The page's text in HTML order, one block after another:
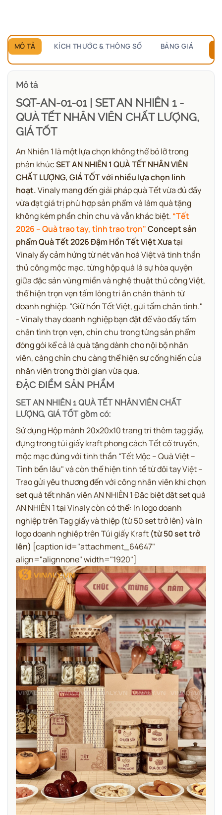
MÔ TẢ KÍCH THƯỚC & THÔNG SỐ BẢNG GIÁ
Mô tả
SQT-AN-01-01 | SET AN NHIÊN 1 -
QUÀ TẾT NHÂN VIÊN CHẤT LƯỢNG,
GIÁ TỐT
An Nhiên 1 là một lựa chọn không thể bỏ lỡ trong
phân khúcSET AN NHIÊN 1 QUÀ TẾT NHÂN VIÊN
CHẤT LƯỢNG, GIÁ TỐT với nhiều lựa chọn linh
hoạt.Vinaly mang đến giải pháp quà Tết vừa đủ đầy
vừa đạt giá trị phù hợp sản phẩm và làm quà tặng
không kém phần chỉn chu và vẫn khác biệt. “Tết
2026 – Quà trao tay, tình trao trọn"Concept sản
phẩm Quà Tết 2026 Đậm Hồn Tết Việt Xưatại
Vinaly ấy cảm hứng từ nét văn hoá Việt và tinh thần
thủ công mộc mạc, từng hộp quà là sự hòa quyện
giữa đặc sản vùng miền và nghệ thuật thủ công Việt,
thể hiện trọn vẹn tấm lòng tri ân chân thành từ
doanh nghiệp. “Giữ hồn Tết Việt, gửi tấm chân tình."
- Vinaly thay doanh nghiệp bạn đặt để vào đấy tấm
chân tình trọn vẹn, chỉn chu trong từng sản phẩm
đóng gói kể cả là quà tặng dành cho nội bộ nhân
viên, càng chỉn chu càng thể hiện sự cống hiến của
nhân viên trong thời gian vừa qua.
ĐẶC ĐIỂM SẢN PHẨM
SET AN NHIÊN 1 QUÀ TẾT NHÂN VIÊN CHẤT
LƯỢNG, GIÁ TỐT gồm có:
Sử dụng Hộp mành 20x20x10 trang trí thêm tag giấy,
đựng trong túi giấy kraft phong cách Tết cổ truyền,
mộc mạc đúng với tinh thần “Tết Mộc – Quà Việt –
Tình bền lâu" và còn thể hiện tinh tế từ đôi tay Việt –
Trao gửi yêu thương đến với công nhân viên khi chọn
set quà tết nhân viên AN NHIÊN 1 Đặc biệt đặt set quà
AN NHIÊN 1 tại Vinaly còn có thể: In logo doanh
nghiệp trên Tag giấy và thiệp (từ 50 set trở lên) và In
logo doanh nghiệp trên Túi giấy Kraft (từ 50 set trở
lên) [caption id="attachment_64647"
align="alignnone" width="1920"]